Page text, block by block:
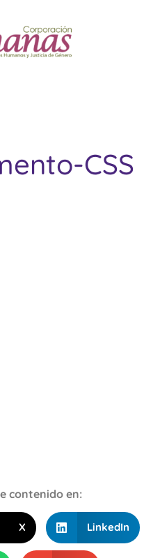
CSS
contenido en:
X LinkedIn